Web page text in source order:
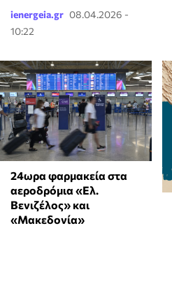
ienergeia.gr 08.04.2026 -
10:22
24ωρα φαρμακεία στα
αεροδρόμια «Ελ.
Βενιζέλος» και
«Μακεδονία»